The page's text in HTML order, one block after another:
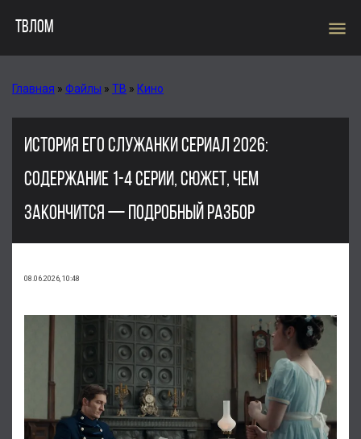
ТВЛОМ menu
Главная » Файлы » ТВ » Кино
ИСТОРИЯ ЕГО СЛУЖАНКИ СЕРИАЛ 2026:
СОДЕРЖАНИЕ 1-4 СЕРИИ, СЮЖЕТ, ЧЕМ
ЗАКОНЧИТСЯ — ПОДРОБНЫЙ РАЗБОР
08.06.2026, 10:48